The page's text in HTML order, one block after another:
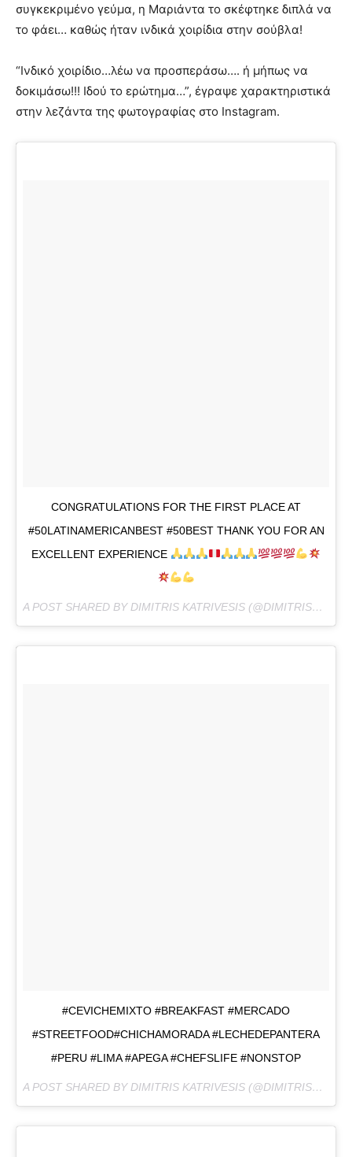
συγκεκριμένο γεύμα, η Μαριάντα το σκέφτηκε διπλά να
το φάει… καθώς ήταν ινδικά χοιρίδια στην σούβλα!
“Ινδικό χοιρίδιο…λέω να προσπεράσω…. ή μήπως να
δοκιμάσω!!! Ιδού το ερώτημα…”, έγραψε χαρακτηριστικά
στην λεζάντα της φωτογραφίας στο Instagram.
CONGRATULATIONS FOR THE FIRST PLACE AT
#50LATINAMERICANBEST #50BEST THANK YOU FOR AN
EXCELLENT EXPERIENCE
A POST SHARED BY DIMITRIS KATRIVESIS (@DIMITRISKATRIVESIS) ON
#CEVICHEMIXTO #BREAKFAST #MERCADO
#STREETFOOD#CHICHAMORADA #LECHEDEPANTERA
#PERU #LIMA #APEGA #CHEFSLIFE #NONSTOP
A POST SHARED BY DIMITRIS KATRIVESIS (@DIMITRISKATRIVESIS) ON